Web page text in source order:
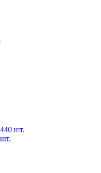
440 шт.